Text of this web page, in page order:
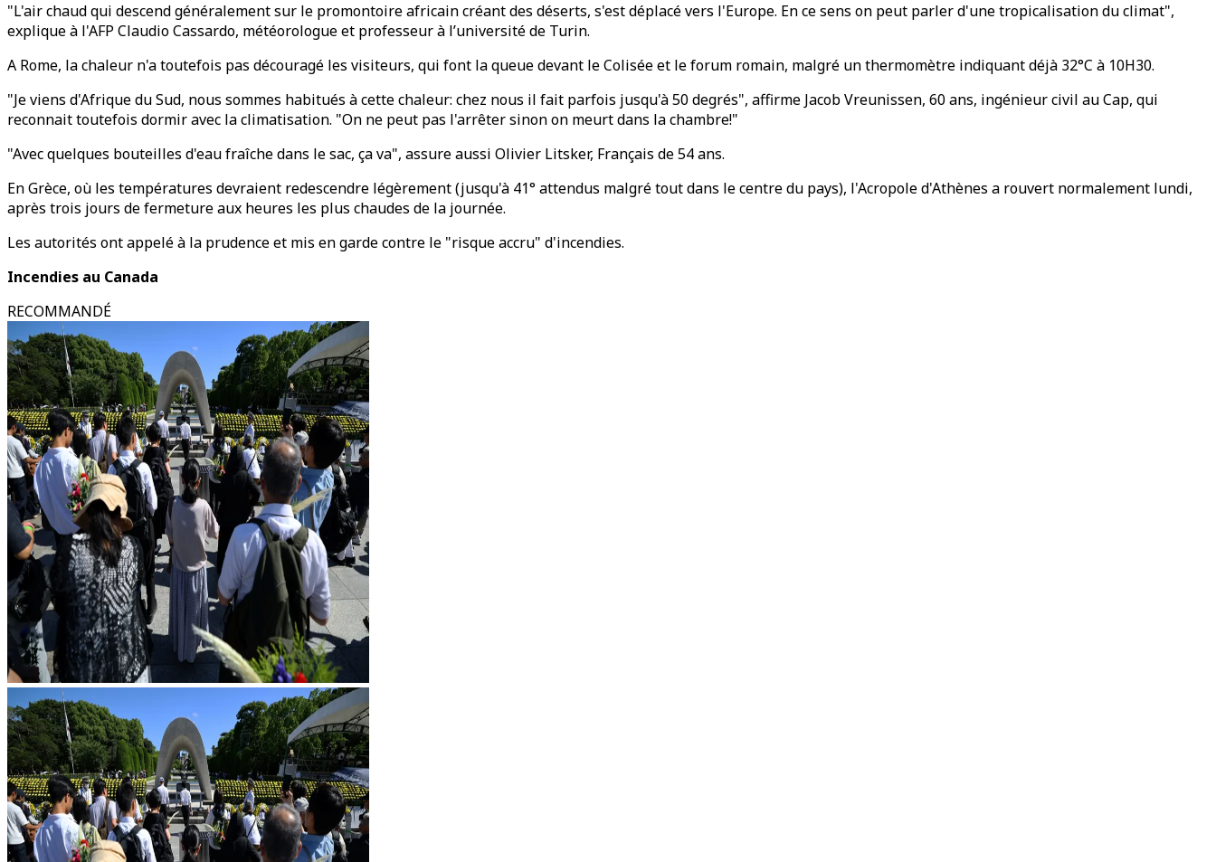
"L'air chaud qui descend généralement sur le promontoire africain créant des déserts, s'est déplacé vers l'Europe. En ce sens on peut parler d'une tropicalisation du climat",
explique à l'AFP Claudio Cassardo, météorologue et professeur à l’université de Turin.
A Rome, la chaleur n'a toutefois pas découragé les visiteurs, qui font la queue devant le Colisée et le forum romain, malgré un thermomètre indiquant déjà 32°C à 10H30.
"Je viens d'Afrique du Sud, nous sommes habitués à cette chaleur: chez nous il fait parfois jusqu'à 50 degrés", affirme Jacob Vreunissen, 60 ans, ingénieur civil au Cap, qui
reconnait toutefois dormir avec la climatisation. "On ne peut pas l'arrêter sinon on meurt dans la chambre!"
"Avec quelques bouteilles d'eau fraîche dans le sac, ça va", assure aussi Olivier Litsker, Français de 54 ans.
En Grèce, où les températures devraient redescendre légèrement (jusqu'à 41° attendus malgré tout dans le centre du pays), l'Acropole d'Athènes a rouvert normalement lundi,
après trois jours de fermeture aux heures les plus chaudes de la journée.
Les autorités ont appelé à la prudence et mis en garde contre le "risque accru" d'incendies.
Incendies au Canada
RECOMMANDÉ